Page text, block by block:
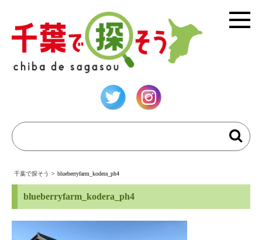
千葉で探そう > blueberryfarm_kodera_ph4
blueberryfarm_kodera_ph4